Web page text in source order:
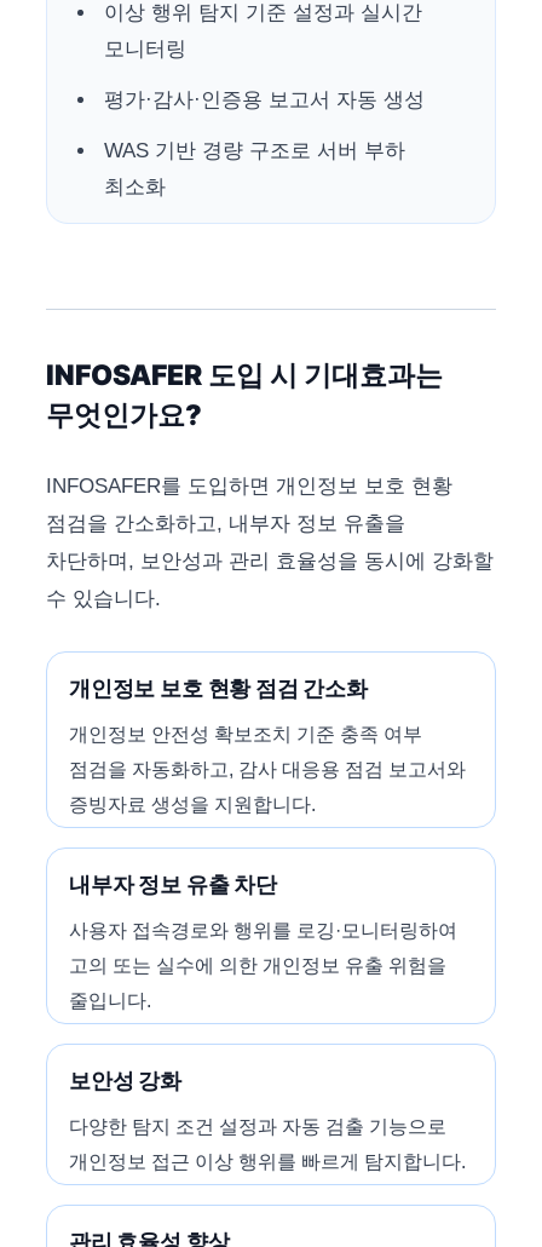
이상 행위 탐지 기준 설정과 실시간
모니터링
평가·감사·인증용 보고서 자동 생성
WAS 기반 경량 구조로 서버 부하
최소화
INFOSAFER 도입 시 기대효과는
무엇인가요?
INFOSAFER를 도입하면 개인정보 보호 현황
점검을 간소화하고, 내부자 정보 유출을
차단하며, 보안성과 관리 효율성을 동시에 강화할
수 있습니다.
개인정보 보호 현황 점검 간소화
개인정보 안전성 확보조치 기준 충족 여부
점검을 자동화하고, 감사 대응용 점검 보고서와
증빙자료 생성을 지원합니다.
내부자 정보 유출 차단
사용자 접속경로와 행위를 로깅·모니터링하여
고의 또는 실수에 의한 개인정보 유출 위험을
줄입니다.
보안성 강화
다양한 탐지 조건 설정과 자동 검출 기능으로
개인정보 접근 이상 행위를 빠르게 탐지합니다.
관리 효율성 향상